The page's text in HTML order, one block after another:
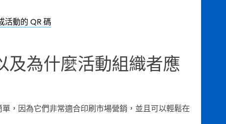
活動的 QR 碼
及為什麼活動組織者應
，因為它們非常適合印刷市場營銷，並且可以輕鬆在